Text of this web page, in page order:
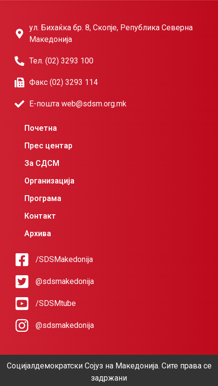
ул. Бихаќка бр. 8, Скопје, Република Северна
Македонија
Тел. (02) 3293 100
Факс (02) 3293 114
Е-пошта web@sdsm.org.mk
Почетна
Прес центар
За СДСМ
Организација
Програма
Контакт
Архива
/SDSMakedonija
@sdsmakedonija
/SDSMtube
@sdsmakedonija
Социјалдемократски Сојуз на Македонија. Сите права се
задржани